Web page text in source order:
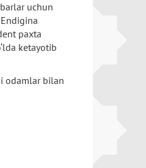
uchun
paxta
ketayotib
odamlar bilan